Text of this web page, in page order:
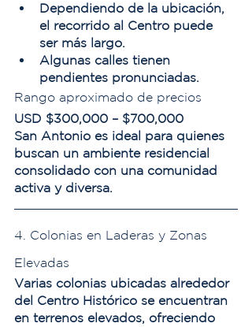
Dependiendo de la ubicación,
el recorrido al Centro puede
ser más largo.
Algunas calles tienen
pendientes pronunciadas.
Rango aproximado de precios
USD $300,000 – $700,000
San Antonio es ideal para quienes
buscan un ambiente residencial
consolidado con una comunidad
activa y diversa.
4. Colonias en Laderas y Zonas
Elevadas
Varias colonias ubicadas alrededor
del Centro Histórico se encuentran
en terrenos elevados, ofreciendo